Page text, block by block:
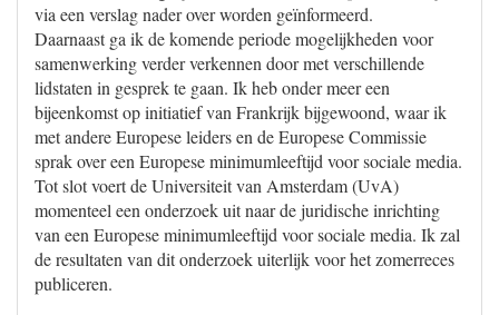
via een verslag nader over worden geïnformeerd.
Daarnaast ga ik de komende periode mogelijkheden voor
samenwerking verder verkennen door met verschillende
lidstaten in gesprek te gaan. Ik heb onder meer een
bijeenkomst op initiatief van Frankrijk bijgewoond, waar ik
met andere Europese leiders en de Europese Commissie
sprak over een Europese minimumleeftijd voor sociale media.
Tot slot voert de Universiteit van Amsterdam (UvA)
momenteel een onderzoek uit naar de juridische inrichting
van een Europese minimumleeftijd voor sociale media. Ik zal
de resultaten van dit onderzoek uiterlijk voor het zomerreces
publiceren.